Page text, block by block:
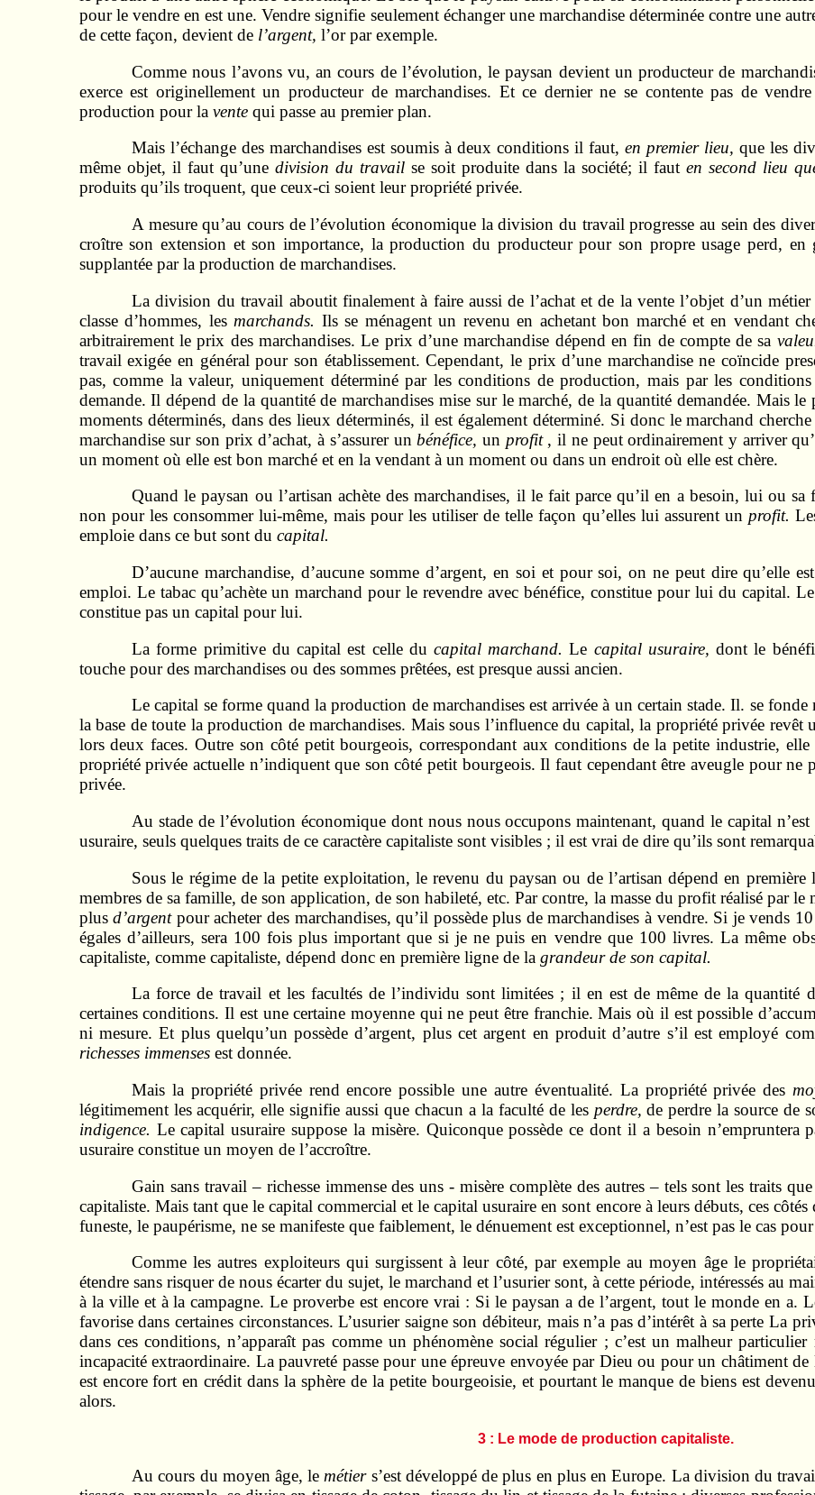
pour le vendre en est une. Vendre signifie seulement échanger une marchandise déterminée contre une
de cette façon, devient de l’argent, l’or par exemple.
Comme nous l’avons vu, an cours de l’évolution, le paysan devient un producteur de
exerce est originellement un producteur de marchandises. Et ce dernier ne se contente pas de
production pour la vente qui passe au premier plan.
Mais l’échange des marchandises est soumis à deux conditions il faut, en premier lieu, que les
même objet, il faut qu’une division du travail se soit produite dans la société; il fauten second lieu
produits qu’ils troquent, que ceux-ci soient leur propriété privée.
A mesure qu’au cours de l’évolution économique la division du travail progresse au sein des
croître son extension et son importance, la production du producteur pour son propre usage perd,
supplantée par la production de mar­chandises.
La division du travail aboutit finalement à faire aussi de l’achat et de la vente l’objet d’un
classe d’hommes, les marchands. Ils se ménagent un revenu en achetant bon marché et en vendant
arbitrairement le prix des marchandises. Le prix d’une marchandise dépend en fin de compte de sa
travail exigée en général pour son établissement. Cepen­dant, le prix d’une marchandise ne coïncide
pas, comme la valeur, uniquement déterminé par les conditions de production, mais par les
demande. Il dépend de la quantité de marchandises mise sur le marché, de la quantité demandée. Mais
moments déterminés, dans des lieux déterminés, il est également déterminé. Si donc le marchand
marchandise sur son prix d’achat, à s’assurer unbénéfice,un profit, il ne peut ordinairement y arriver
un moment où elle est bon marché et en la vendant à un moment ou dans un endroit où elle est chère.
Quand le paysan ou l’artisan achète des marchandises, il le fait parce qu’il en a besoin, lui ou sa
non pour les consom­mer lui-même, mais pour les utiliser de telle façon qu’elles lui assurent un profit.
emploie dans ce but sont du capital.
D’aucune marchandise, d’aucune somme d’argent, en soi et pour soi, on ne peut dire qu’elle
emploi. Le tabac qu’achète un marchand pour le revendre avec bénéfice, constitue pour lui du capital.
constitue pas un capital pour lui.
La forme primitive du capital est celle du capital marchand.Le capital usuraire,dont le
touche pour des marchan­dises ou des sommes prêtées, est presque aussi ancien.
Le capital se forme quand la production de marchandises est arrivée à un certain stade. Il. se
la base de toute la production de marchandises. Mais sous l’influence du capital, la propriété privée revêt
lors deux faces. Outre son côté petit bourgeois, correspondant aux conditions de la petite industrie,
propriété privée actuelle n’indiquent que son côté petit bourgeois. Il faut cependant être aveugle pour ne
privée.
Au stade de l’évolution économique dont nous nous occupons maintenant, quand le capital
usuraire, seuls quelques traits de ce caractère capitaliste sont visibles ; il est vrai de dire qu’ils sont
Sous le régime de la petite exploitation, le revenu du paysan ou de l’artisan dépend en première
membres de sa famille, de son application, de son habileté, etc. Par contre, la masse du profit réalisé par le
plusd’argentpour acheter des mar­chan­dises, qu’il possède plus de marchandises à vendre. Si je vends
égales d’ailleurs, sera 100 fois plus important que si je ne puis en vendre que 100 livres. La même
capitaliste, comme capitaliste, dépend donc en première ligne de la grandeur de son capital.
La force de travail et les facultés de l’individu sont limitées ; il en est de même de la quantité
certaines conditions. Il est une certaine moyenne qui ne peut être franchie. Mais où il est possible
ni mesure. Et plus quelqu’un possède d’argent, plus cet argent en produit d’autre s’il est employé
richesses immenses est donnée.
Mais la propriété privée rend encore possible une autre éventualité. La propriété privée des
légitimement les acquérir, elle signifie aussi que chacun a la faculté de les perdre,de perdre la source de
indigence. Le capital usuraire suppose la misère. Quiconque possède ce dont il a besoin
usuraire constitue un moyen de l’accroître.
Gain sans travail – richesse immense des uns - misère complète des autres – tels sont les traits
capitaliste. Mais tant que le capital commercial et le capital usuraire en sont encore à leurs débuts, ces
funeste, le paupérisme, ne se manifeste que faiblement, le dénuement est exceptionnel, n’est pas le cas
Comme les autres exploiteurs qui surgissent à leur côté, par exemple au moyen âge le
étendre sans risquer de nous écarter du sujet, le marchand et l’usurier sont, à cette période, intéressés au
à la ville et à la campagne. Le proverbe est encore vrai : Si le paysan a de l’argent, tout le monde en a.
favorise dans certaines circonstances. L’usurier saigne son débiteur, mais n’a pas d’intérêt à sa perte La
dans ces conditions, n’apparaît pas comme un phénomène social régulier ; c’est un malheur particulier
incapacité extraordinaire. La pauvreté passe pour une épreuve envoyée par Dieu ou pour un châtiment de
est encore fort en crédit dans la sphère de la petite bourgeoisie, et pourtant le manque de biens est
alors.
3 : Le mode de production capitaliste.
Au cours du moyen âge, le métiers’est développé de plus en plus en Europe. La division du